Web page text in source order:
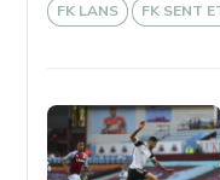
FK LANS
FK SENT
Kretanje
članka